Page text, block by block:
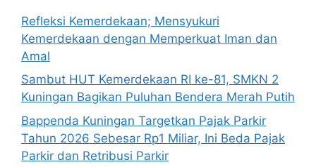
Refleksi Kemerdekaan; Mensyukuri
Kemerdekaan dengan Memperkuat Iman dan
Amal
Sambut HUT Kemerdekaan RI ke-81, SMKN 2
Kuningan Bagikan Puluhan Bendera Merah Putih
Bappenda Kuningan Targetkan Pajak Parkir
Tahun 2026 Sebesar Rp1 Miliar, Ini Beda Pajak
Parkir dan Retribusi Parkir